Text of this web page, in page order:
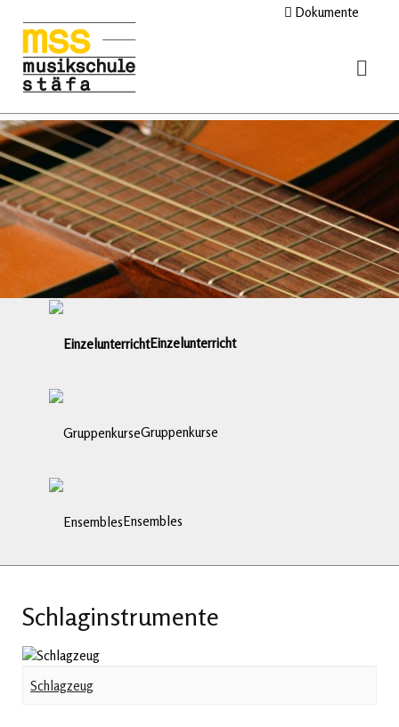
Dokumente
Einzelunterricht
Gruppenkurse
Ensembles
Schlaginstrumente
Schlagzeug